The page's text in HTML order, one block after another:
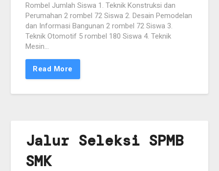
Rombel Jumlah Siswa 1. Teknik Konstruksi dan
Perumahan 2 rombel 72 Siswa 2. Desain Pemodelan
dan Informasi Bangunan 2 rombel 72 Siswa 3.
Teknik Otomotif 5 rombel 180 Siswa 4. Teknik
Mesin…
Read More
Jalur Seleksi SPMB
SMK